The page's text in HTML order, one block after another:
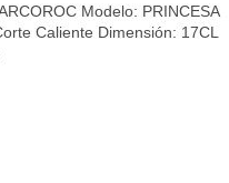
Modelo: PRINCESA
Caliente Dimensión: 17CL